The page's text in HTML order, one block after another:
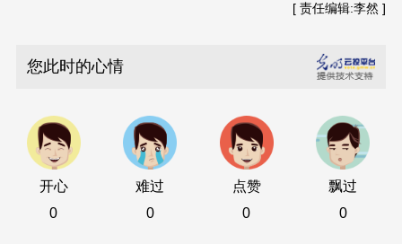
[ 责任编辑:李然 ]
您此时的心情
开心
0
难过
0
点赞
0
飘过
0